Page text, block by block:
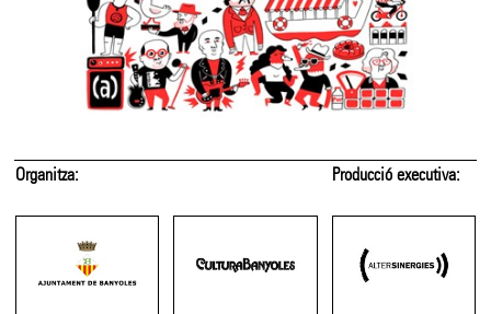
Organitza: Producció executiva: